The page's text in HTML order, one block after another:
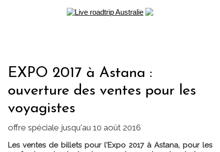
EXPO 2017 à Astana :
ouverture des ventes pour les
voyagistes
offre spéciale jusqu'au 10 août 2016
Les ventes de billets pour l'Expo 2017 à Astana, pour les